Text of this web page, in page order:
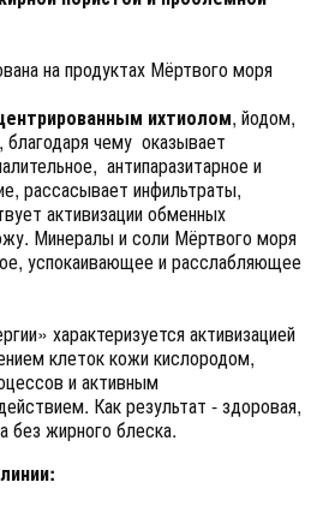
на продуктах Мёртвого моря
ихтиолом, йодом,
чему оказывает
антипаразитарное и
рассасывает инфильтраты,
активизации обменных
Минералы и соли Мёртвого моря
успокаивающее и расслабляющее
характеризуется активизацией
клеток кожи кислородом,
и активным
Как результат - здоровая,
без жирного блеска.